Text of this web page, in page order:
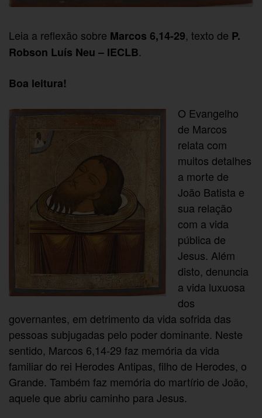
Leia a reflexão sobre Marcos 6,14-29, texto de P.
Robson Luís Neu – IECLB.
Boa leitura!
O Evangelho
de Marcos
relata com
muitos detalhes
a morte de
João Batista e
sua relação
com a vida
pública de
Jesus. Além
disto, denuncia
a vida luxuosa
dos
governantes, em detrimento da vida sofrida das
pessoas subjugadas pelo poder dominante. Neste
sentido, Marcos 6,14-29 faz memória da vida
familiar do rei Herodes Antipas, filho de Herodes, o
Grande. Também faz memória do martírio de João,
aquele que abriu caminho para Jesus.